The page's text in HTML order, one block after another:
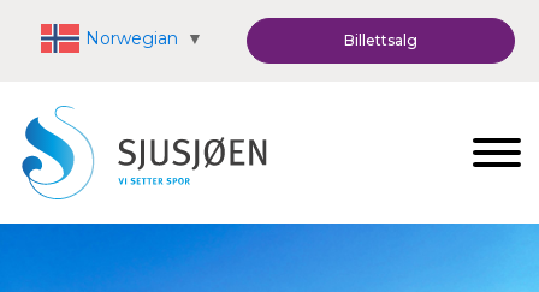
Norwegian ▼ Billettsalg